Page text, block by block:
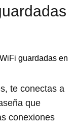
te conectas a
que
conexiones